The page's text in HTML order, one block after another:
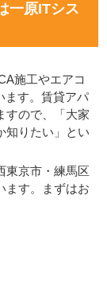
一原ITシス
施工やエアコ
ます。賃貸アパ
すので、「大家
知りたい」とい
東京市・練馬区
ます。まずはお